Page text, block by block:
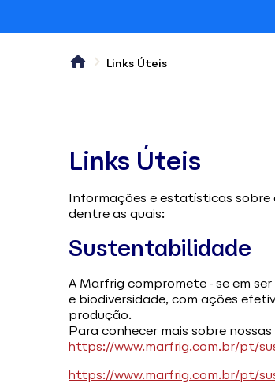
Links Úteis
Links Úteis
Informações e estatísticas sobre
dentre as quais:
Sustentabilidade
A Marfrig compromete-se em
e biodiversidade, com ações
produção.
Para conhecer mais sobre
https://www.marfrig.com.br/pt/
https://www.marfrig.com.br/pt/